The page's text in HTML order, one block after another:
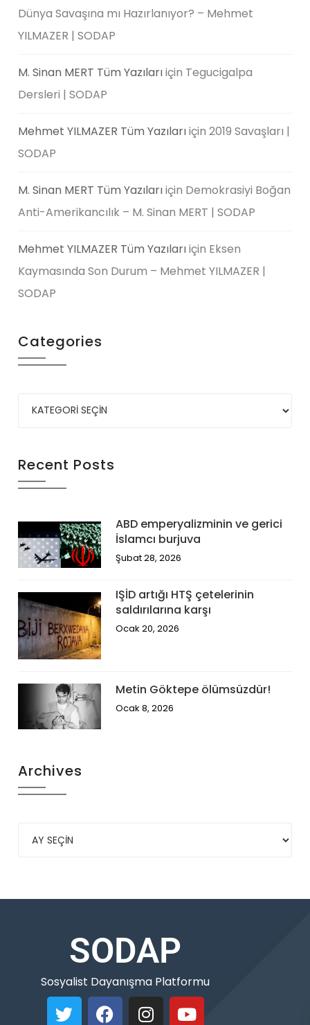
Dünya Savaşına mı Hazırlanıyor? – Mehmet
YILMAZER | SODAP
M. Sinan MERT Tüm Yazılarıiçin Tegucigalpa
Dersleri | SODAP
Mehmet YILMAZER Tüm Yazılarıiçin2019 Savaşları |
SODAP
M. Sinan MERT Tüm Yazılarıiçin Demokrasiyi Boğan
Anti-Amerikancılık – M. Sinan MERT | SODAP
Mehmet YILMAZER Tüm Yazılarıiçin Eksen
Kaymasında Son Durum – Mehmet YILMAZER |
SODAP
Categories
Recent Posts
ABD emperyalizminin ve gerici
İslamcı burjuva
Şubat 28, 2026
IŞİD artığı HTŞ çetelerinin
saldırılarına karşı
Ocak 20, 2026
Metin Göktepe ölümsüzdür!
Ocak 8, 2026
Archives
SODAP
Sosyalist Dayanışma Platformu